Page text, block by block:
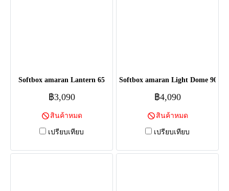
Softbox amaran Lantern 65
฿3,090
สินค้าหมด
เปรียบเทียบ
Softbox amaran Light Dome 90
฿4,090
สินค้าหมด
เปรียบเทียบ